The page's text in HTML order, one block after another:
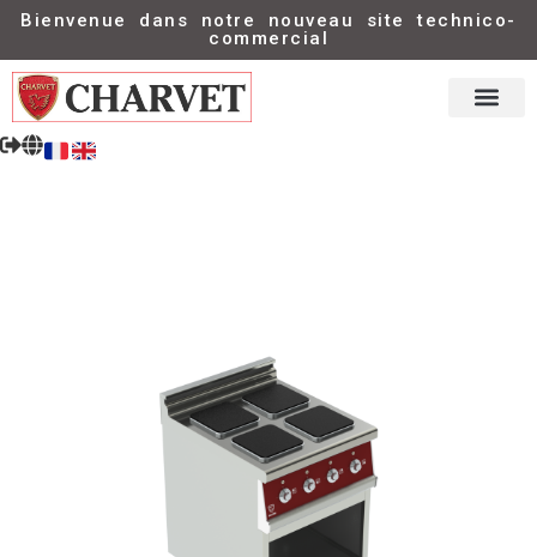
Bienvenue dans notre nouveau site technico-
commercial